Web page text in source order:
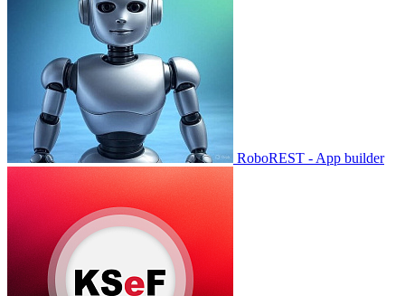
RoboREST - App builder